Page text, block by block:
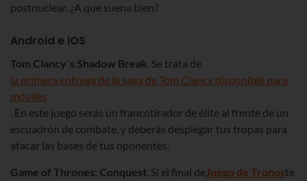
postnuclear. ¿A que suena bien?
Android e iOS
Tom Clancy´s Shadow Break. Se trata de
la primera entrega de la saga de Tom Clancy disponible para
móviles
. En este juego serás un francotirador de élite al frente de un
escuadrón de combate, y deberás desplegar tus tropas para
atacar las bases de tus oponentes.
Game of Thrones: Conquest. Si el final deJuego de Tronoste